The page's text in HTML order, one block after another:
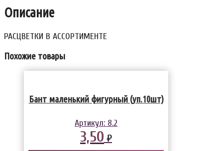
Описание
РАСЦВЕТКИ В АССОРТИМЕНТЕ
Похожие товары
Бант маленький фигурный (уп.10шт)
Артикул: 8.2
3,50 ₽